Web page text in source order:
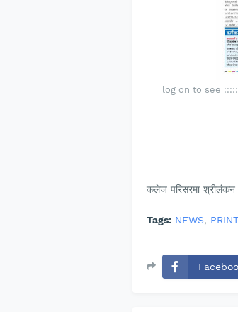
log on to see :::::
कलेज परिसरमा श्रीलंकन
Tags: NEWS PRINT